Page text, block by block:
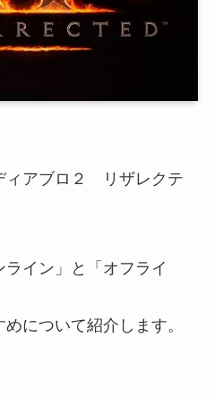
ィアブロ２ リザレクテ
イン」と「オフライ
について紹介します。